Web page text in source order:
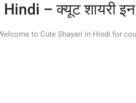
– क्यूट शायरी इन
to Cute Shayari in Hindi for